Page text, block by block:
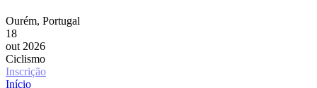
Ourém, Portugal
18
out 2026
Ciclismo
Inscrição
Início